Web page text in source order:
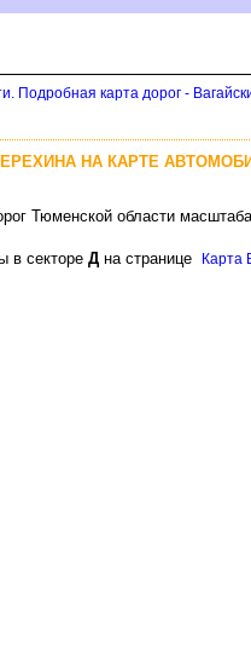
Подробная карта дорог -
НА КАРТЕ
Тюменской области
в сектореД на странице
Карта